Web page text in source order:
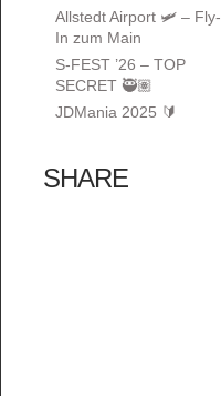
Allstedt Airport 🛩️ – Fly-
In zum Main
S-FEST ’26 – TOP
SECRET 🥷🏽
JDMania 2025 🔰
SHARE